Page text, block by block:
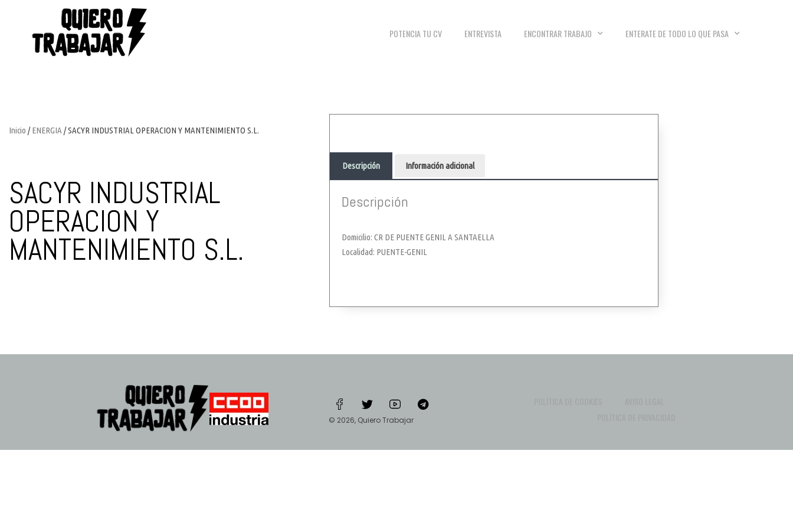
POTENCIA TU CV ENTREVISTA ENCONTRAR TRABAJO ENTERATE DE TODO LO QUE PASA
Inicio /ENERGIA / SACYR INDUSTRIAL OPERACION Y MANTENIMIENTO S.L.
SACYR INDUSTRIAL
OPERACION Y
MANTENIMIENTO S.L.
Descripción Información adicional
Descripción
Domicilio: CR DE PUENTE GENIL A SANTAELLA
Localidad: PUENTE-GENIL
© 2026, Quiero Trabajar